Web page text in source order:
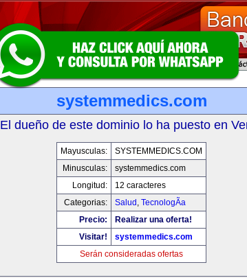
systemmedics.com
El dueño de este dominio lo ha puesto en
Mayusculas:
SYSTEMMEDICS.COM
Minusculas:
systemmedics.com
Longitud:
12 caracteres
Categorias:
Salud , TecnologÃ­a
Precio:
Realizar una oferta!
Visitar!
systemmedics.com
Serán consideradas ofertas